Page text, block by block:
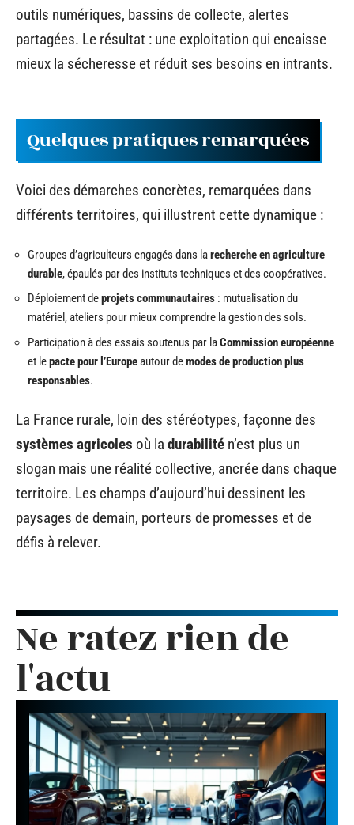
outils numériques, bassins de collecte, alertes
partagées. Le résultat : une exploitation qui encaisse
mieux la sécheresse et réduit ses besoins en intrants.
Quelques pratiques remarquées
Voici des démarches concrètes, remarquées dans
différents territoires, qui illustrent cette dynamique :
Groupes d’agriculteurs engagés dans larecherche en agriculture
durable, épaulés par des instituts techniques et des coopératives.
Déploiement deprojets communautaires : mutualisation du
matériel, ateliers pour mieux comprendre la gestion des sols.
Participation à des essais soutenus par laCommission européenne
et lepacte pour l’Europeautour demodes de production plus
responsables.
La France rurale, loin des stéréotypes, façonne des
systèmes agricoles où la durabilité n’est plus un
slogan mais une réalité collective, ancrée dans chaque
territoire. Les champs d’aujourd’hui dessinent les
paysages de demain, porteurs de promesses et de
défis à relever.
Ne ratez rien de
l'actu